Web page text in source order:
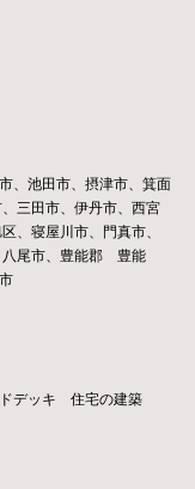
、池田市、摂津市、箕面
三田市、伊丹市、西宮
、寝屋川市、門真市、
八尾市、豊能郡 豊能
ドデッキ 住宅の建築